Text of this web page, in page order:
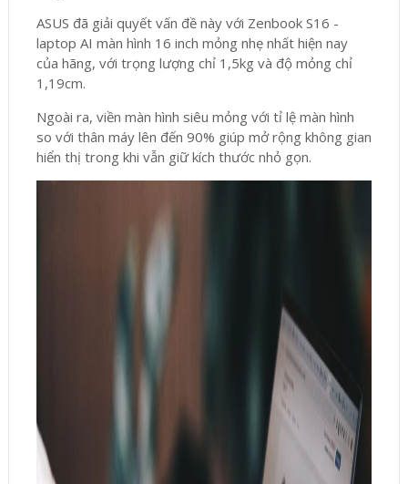
ASUS đã giải quyết vấn đề này với Zenbook S16 -
laptop AI màn hình 16 inch mỏng nhẹ nhất hiện nay
của hãng, với trọng lượng chỉ 1,5kg và độ mỏng chỉ
1,19cm.
Ngoài ra, viền màn hình siêu mỏng với tỉ lệ màn hình
so với thân máy lên đến 90% giúp mở rộng không gian
hiển thị trong khi vẫn giữ kích thước nhỏ gọn.